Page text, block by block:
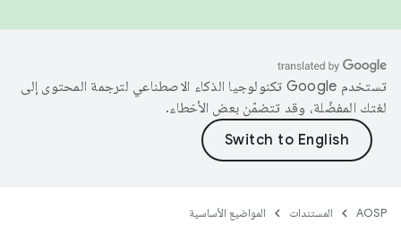
تستخدم Google تكنولوجيا الذكاء الاصطناعي لترجمة المحتوى إلى
لغتك المفضّلة، وقد تتضمّن بعض الأخطاء.
AOSP المستندات المواضيع الأساسية